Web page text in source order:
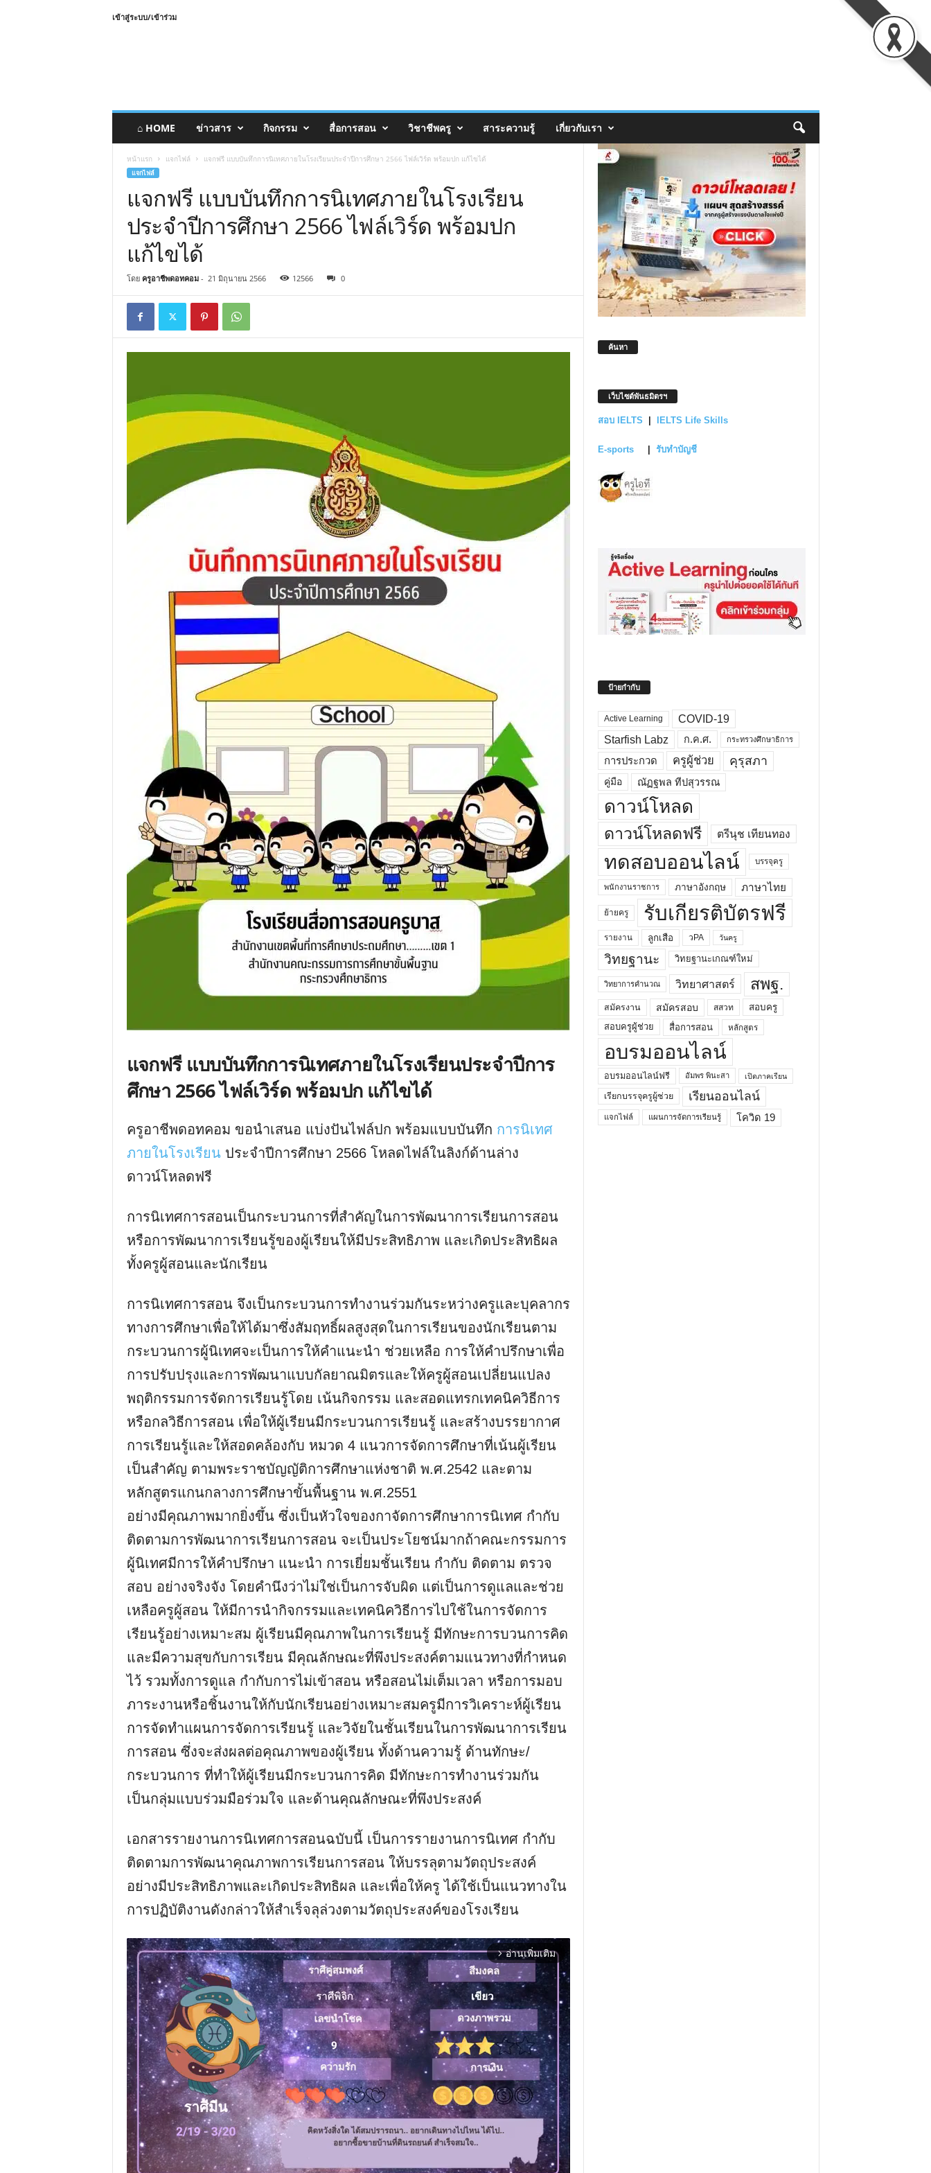
เข้าสู่ระบบ/เข้าร่วม
⌂ HOME ข่าวสาร กิจกรรม สื่อการสอน วิชาชีพครู สาระความรู้ เกี่ยวกับเรา
หน้าแรก แจกไฟล์ แจกฟรี แบบบันทึกการนิเทศภายในโรงเรียนประจำปีการศึกษา 2566 ไฟล์เวิร์ด พร้อมปก แก้ไขได้
แจกไฟล์
แจกฟรี แบบบันทึกการนิเทศภายในโรงเรียน
ประจำปีการศึกษา 2566 ไฟล์เวิร์ด พร้อมปก
แก้ไขได้
โดย ครูอาชีพดอทคอม- 21 มิถุนายน 2566 12566 0
แจกฟรี แบบบันทึกการนิเทศภายในโรงเรียนประจำปีการ
ศึกษา 2566 ไฟล์เวิร์ด พร้อมปก แก้ไขได้
ครูอาชีพดอทคอม ขอนำเสนอ แบ่งปันไฟล์ปก พร้อมแบบบันทึก การนิเทศ
ภายในโรงเรียนประจำปีการศึกษา 2566 โหลดไฟล์ในลิงก์ด้านล่าง
ดาวน์โหลดฟรี
การนิเทศการสอนเป็นกระบวนการที่สำคัญในการพัฒนาการเรียนการสอน
หรือการพัฒนาการเรียนรู้ของผู้เรียนให้มีประสิทธิภาพ และเกิดประสิทธิผล
ทั้งครูผู้สอนและนักเรียน
การนิเทศการสอน จึงเป็นกระบวนการทำงานร่วมกันระหว่างครูและบุคลากร
ทางการศึกษาเพื่อให้ได้มาซึ่งสัมฤทธิ์ผลสูงสุดในการเรียนของนักเรียนตาม
กระบวนการผู้นิเทศจะเป็นการให้คำแนะนำ ช่วยเหลือ การให้คำปรึกษาเพื่อ
การปรับปรุงและการพัฒนาแบบกัลยาณมิตรและให้ครูผู้สอนเปลี่ยนแปลง
พฤติกรรมการจัดการเรียนรู้โดย เน้นกิจกรรม และสอดแทรกเทคนิควิธีการ
หรือกลวิธีการสอน เพื่อให้ผู้เรียนมีกระบวนการเรียนรู้ และสร้างบรรยากาศ
การเรียนรู้และให้สอดคล้องกับ หมวด 4 แนวการจัดการศึกษาที่เน้นผู้เรียน
เป็นสำคัญ ตามพระราชบัญญัติการศึกษาแห่งชาติ พ.ศ.2542 และตาม
หลักสูตรแกนกลางการศึกษาขั้นพื้นฐาน พ.ศ.2551
อย่างมีคุณภาพมากยิ่งขึ้น ซึ่งเป็นหัวใจของกาจัดการศึกษาการนิเทศ กำกับ
ติดตามการพัฒนาการเรียนการสอน จะเป็นประโยชน์มากถ้าคณะกรรมการ
ผู้นิเทศมีการให้คำปรึกษา แนะนำ การเยี่ยมชั้นเรียน กำกับ ติดตาม ตรวจ
สอบ อย่างจริงจัง โดยคำนึงว่าไม่ใช่เป็นการจับผิด แต่เป็นการดูแลและช่วย
เหลือครูผู้สอน ให้มีการนำกิจกรรมและเทคนิควิธีการไปใช้ในการจัดการ
เรียนรู้อย่างเหมาะสม ผู้เรียนมีคุณภาพในการเรียนรู้ มีทักษะการบวนการคิด
และมีความสุขกับการเรียน มีคุณลักษณะที่พึงประสงค์ตามแนวทางที่กำหนด
ไว้ รวมทั้งการดูแล กำกับการไม่เข้าสอน หรือสอนไม่เต็มเวลา หรือการมอบ
ภาระงานหรือชิ้นงานให้กับนักเรียนอย่างเหมาะสมครูมีการวิเคราะห์ผู้เรียน
การจัดทำแผนการจัดการเรียนรู้ และวิจัยในชั้นเรียนในการพัฒนาการเรียน
การสอน ซึ่งจะส่งผลต่อคุณภาพของผู้เรียน ทั้งด้านความรู้ ด้านทักษะ/
กระบวนการ ที่ทำให้ผู้เรียนมีกระบวนการคิด มีทักษะการทำงานร่วมกัน
เป็นกลุ่มแบบร่วมมือร่วมใจ และด้านคุณลักษณะที่พึงประสงค์
เอกสารรายงานการนิเทศการสอนฉบับนี้ เป็นการรายงานการนิเทศ กำกับ
ติดตามการพัฒนาคุณภาพการเรียนการสอน ให้บรรลุตามวัตถุประสงค์
อย่างมีประสิทธิภาพและเกิดประสิทธิผล และเพื่อให้ครู ได้ใช้เป็นแนวทางใน
การปฏิบัติงานดังกล่าวให้สำเร็จลุล่วงตามวัตถุประสงค์ของโรงเรียน
arrow_forward_ios อ่านเพิ่มเติม
ค้นหา
เว็บไซต์พันธมิตรฯ
สอบ IELTS IELTS Life Skills
E-sports รับทำบัญชี
ป้ายกำกับ
Active Learning
COVID-19
Starfish Labz
ก.ค.ศ. กระทรวงศึกษาธิการ
การประกวด ครูผู้ช่วย คุรุสภา
คู่มือ ณัฏฐพล ทีปสุวรรณ
ดาวน์โหลด
ดาวน์โหลดฟรี ตรีนุช เทียนทอง
ทดสอบออนไลน์ บรรจุครู
พนักงานราชการ ภาษาอังกฤษ ภาษาไทย
ย้ายครู รับเกียรติบัตรฟรี
รายงาน ลูกเสือ วPA วันครู
วิทยฐานะ วิทยฐานะเกณฑ์ใหม่
วิทยาการคำนวณ วิทยาศาสตร์ สพฐ.
สมัครงาน สมัครสอบ สสวท
สอบครู
สอบครูผู้ช่วย
สื่อการสอน หลักสูตร
อบรมออนไลน์
อบรมออนไลน์ฟรี อัมพร พินะสา เปิดภาคเรียน
เรียกบรรจุครูผู้ช่วย เรียนออนไลน์
แจกไฟล์ แผนการจัดการเรียนรู้ โควิด 19